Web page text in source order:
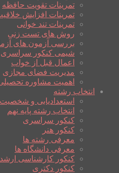
تمرینات تقویت حافظه
تمرینات افزایش
تمرینات تند خوانی
روش های تست زنی
بررسی آزمون های
شیمی کنکور سراسری
اعمال قبل از خواب
مدیریت فضای مجازی
اهمیت مشاوره
انتخاب رشته
استعدادیابی و
انتخاب رشته پایه نهم
کنکور سراسری
کنکور هنر
معرفی رشته ها
معرفی دانشگاه ها
کنکور کارشناسی ارشد
کنکور دکتری